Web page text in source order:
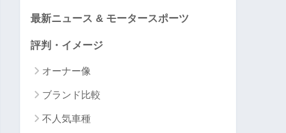
最新ニュース & モータースポーツ
評判・イメージ
オーナー像
ブランド比較
不人気車種